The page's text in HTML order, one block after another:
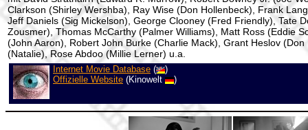
Clarkson (Shirley Wershba), Ray Wise (Don Hollenbeck), Frank
Jeff Daniels (Sig Mickelson), George Clooney (Fred Friendly), Tate
Zousmer), Thomas McCarthy (Palmer Williams), Matt Ross (Eddie
(John Aaron), Robert John Burke (Charlie Mack), Grant Heslov (Don
(Natalie), Rose Abdoo (Millie Lerner) u.a.
Internet Movie Database (
)
Offizielle Website (Kinowelt )